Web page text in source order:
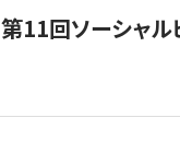
第11回ソーシャル